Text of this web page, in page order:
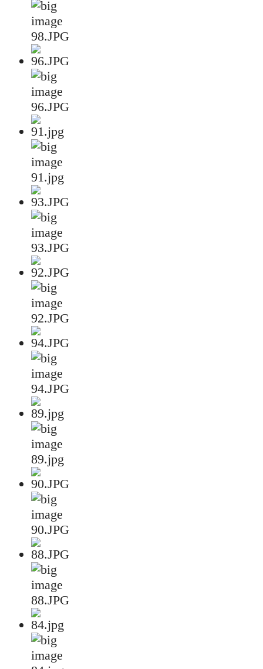
98.JPG
96.JPG
91.jpg
93.JPG
92.JPG
94.JPG
89.jpg
90.JPG
88.JPG